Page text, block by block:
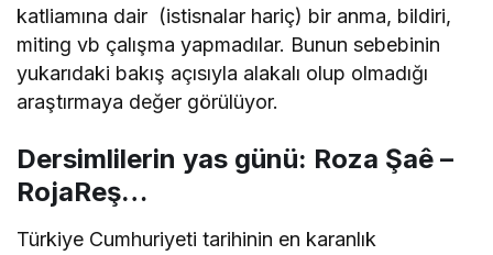
katliamına dair (istisnalar hariç) bir anma, bildiri,
miting vb çalışma yapmadılar. Bunun sebebinin
yukarıdaki bakış açısıyla alakalı olup olmadığı
araştırmaya değer görülüyor.
Dersimlilerin yas günü: Roza Şaê –
RojaReş…
Türkiye Cumhuriyeti tarihinin en karanlık